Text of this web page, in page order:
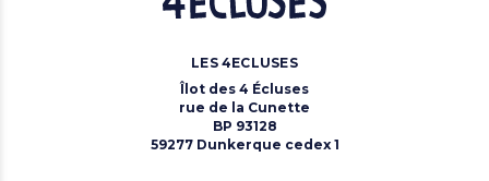
LES 4ECLUSES
Îlot des 4 Écluses
rue de la Cunette
BP 93128
59277 Dunkerque cedex 1